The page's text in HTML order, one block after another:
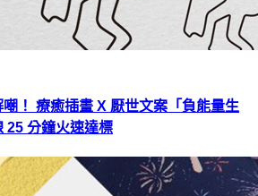
！ 療癒插畫 X 厭世文案「負能量生
25 分鐘火速達標